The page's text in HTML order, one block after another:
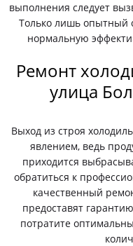
выполнения следует
Только лишь опытный
нормальную
Ремонт
улица
Выход из строя
явлением, ведь
приходится
обратиться к
качественный
предоставят
потратите